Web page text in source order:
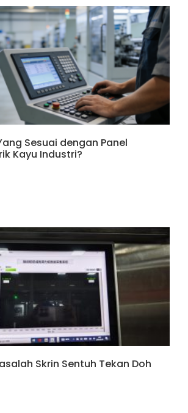
Sesuai dengan Panel
Kayu Industri?
Skrin Sentuh Tekan Doh